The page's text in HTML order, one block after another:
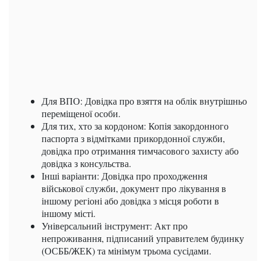
Для ВПО: Довідка про взяття на облік внутрішньо
переміщеної особи.
Для тих, хто за кордоном: Копія закордонного
паспорта з відмітками прикордонної служби,
довідка про отримання тимчасового захисту або
довідка з консульства.
Інші варіанти: Довідка про проходження
військової служби, документ про лікування в
іншому регіоні або довідка з місця роботи в
іншому місті.
Універсальний інструмент: Акт про
непроживання, підписаний управителем будинку
(ОСББ/ЖЕК) та мінімум трьома сусідами.